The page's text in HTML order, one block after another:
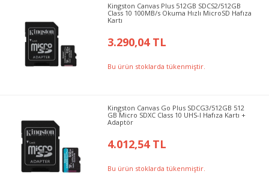
Kingston Canvas Plus 512GB SDCS2/512GB
Class 10 100MB/s Okuma Hızlı MicroSD Hafıza
Kartı
3.290,04 TL
Bu ürün stoklarda tükenmiştir.
Kingston Canvas Go Plus SDCG3/512GB 512
GB Micro SDXC Class 10 UHS-I Hafıza Kartı +
Adaptör
4.012,54 TL
Bu ürün stoklarda tükenmiştir.